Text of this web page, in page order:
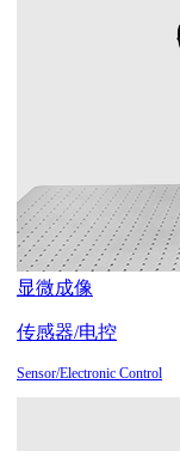
显微成像
传感器/电控
Sensor/Electronic Control